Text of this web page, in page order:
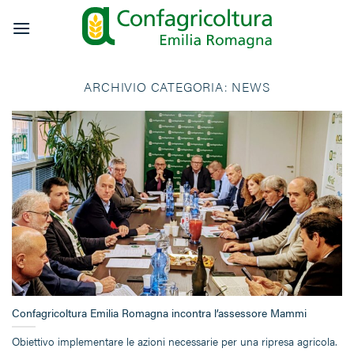
ARCHIVIO CATEGORIA: NEWS
Confagricoltura Emilia Romagna incontra l’assessore Mammi
Obiettivo implementare le azioni necessarie per una ripresa agricola.